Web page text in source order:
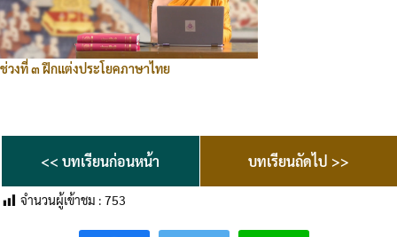
ช่วงที่ ๓ ฝึกแต่งประโยคภาษาไทย
<< บทเรียนก่อนหน้า บทเรียนถัดไป >>
จำนวนผู้เข้าชม : 753